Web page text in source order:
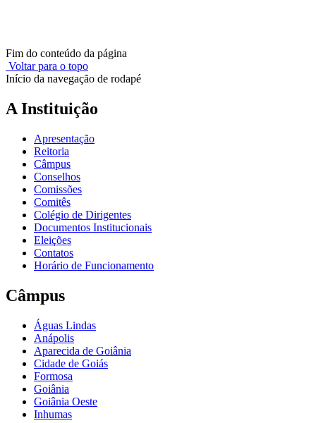
Fim do conteúdo da página
Voltar para o topo
Início da navegação de rodapé
A Instituição
Apresentação
Reitoria
Câmpus
Conselhos
Comissões
Comitês
Colégio de Dirigentes
Documentos Institucionais
Eleições
Contatos
Horário de Funcionamento
Câmpus
Águas Lindas
Anápolis
Aparecida de Goiânia
Cidade de Goiás
Formosa
Goiânia
Goiânia Oeste
Inhumas